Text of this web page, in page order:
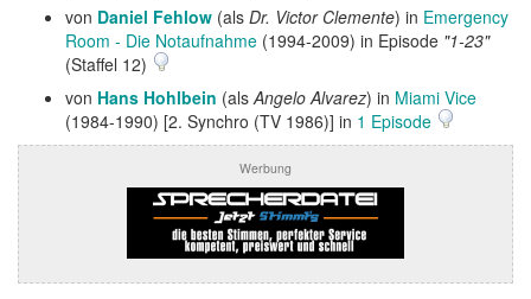
von Daniel Fehlow (als Dr. Victor Clemente) in Emergency
Room - Die Notaufnahme (1994-2009) in Episode "1-23"
(Staffel 12)
von Hans Hohlbein (alsAngelo Alvarez) in Miami Vice
(1984-1990) [2. Synchro (TV 1986)] in 1 Episode
Werbung